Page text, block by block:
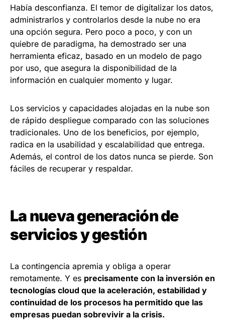
Había desconfianza. El temor de digitalizar los datos,
administrarlos y controlarlos desde la nube no era
una opción segura. Pero poco a poco, y con un
quiebre de paradigma, ha demostrado ser una
herramienta eficaz, basado en un modelo de pago
por uso, que asegura la disponibilidad de la
información en cualquier momento y lugar.
Los servicios y capacidades alojadas en la nube son
de rápido despliegue comparado con las soluciones
tradicionales. Uno de los beneficios, por ejemplo,
radica en la usabilidad y escalabilidad que entrega.
Además, el control de los datos nunca se pierde. Son
fáciles de recuperar y respaldar.
La nueva generación de
servicios y gestión
La contingencia apremia y obliga a operar
remotamente. Y es precisamente con la inversión en
tecnologías cloud que la aceleración, estabilidad y
continuidad de los procesos ha permitido que las
empresas puedan sobrevivir a la crisis.